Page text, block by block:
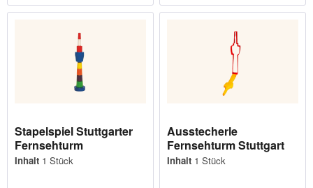
Stapelspiel Stuttgarter
Fernsehturm
Inhalt 1 Stück
Ausstecherle
Fernsehturm Stuttgart
Inhalt 1 Stück